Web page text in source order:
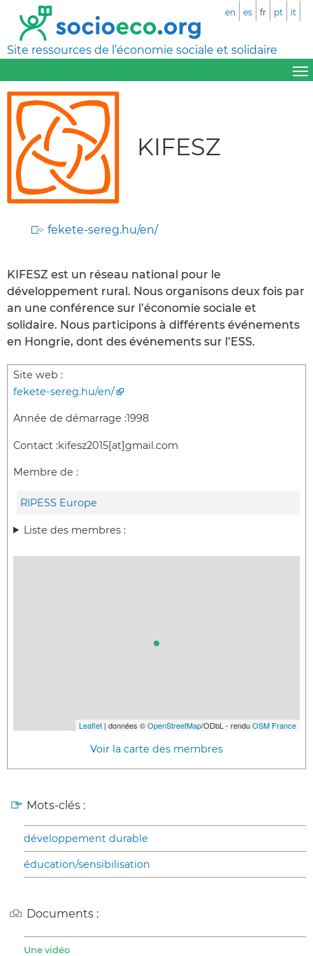
Site ressources de l’économie sociale et solidaire
en es fr pt it
KIFESZ
fekete-sereg.hu/en/
KIFESZ est un réseau national pour le
développement rural. Nous organisons deux fois par
an une conférence sur l’économie sociale et
solidaire. Nous participons à différents événements
en Hongrie, dont des événements sur l’ESS.
Site web :
fekete-sereg.hu/en/
Année de démarrage :1998
Contact :kifesz2015[at]gmail.com
Membre de :
RIPESS Europe
Liste des membres :
Leaflet | données ©OpenStreetMap/ODbL - renduOSM France
Voir la carte des membres
Mots-clés :
développement durable
éducation/sensibilisation
Documents :
Une vidéo